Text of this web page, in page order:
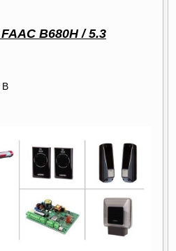
B680H / 5.3
В